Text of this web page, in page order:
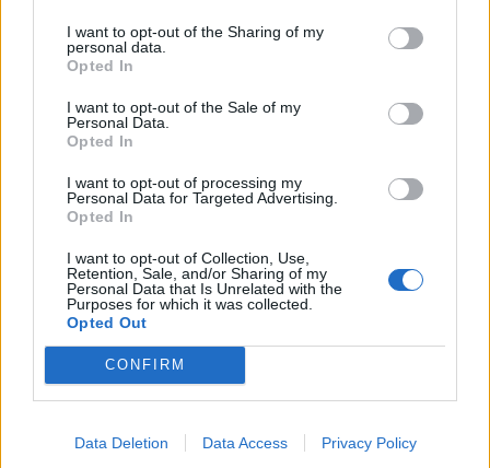
I want to opt-out of the Sharing of my
personal data.
Opted In
I want to opt-out of the Sale of my
Personal Data.
Opted In
I want to opt-out of processing my
Personal Data for Targeted Advertising.
Opted In
I want to opt-out of Collection, Use,
Retention, Sale, and/or Sharing of my
Personal Data that Is Unrelated with the
Purposes for which it was collected.
Opted Out
CONFIRM
Data Deletion Data Access Privacy Policy
Eduardo Costa autografa "Pecado no Orfanato" esta
tubos da Igreja Matriz
10/08/2026